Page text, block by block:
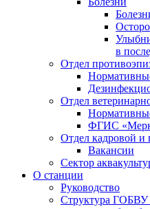
в
Отдел
Отдел
ФГИС
Отдел кадровой и
Вакансии
Сектор
О станции
Руководство
Структура ГОБВУ